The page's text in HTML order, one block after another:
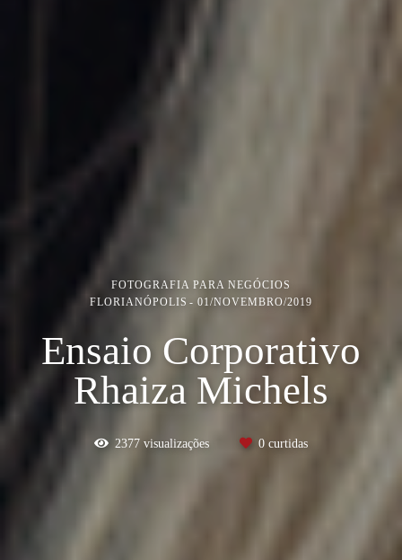
FOTOGRAFIA PARA NEGÓCIOS
FLORIANÓPOLIS
01/NOVEMBRO/2019
Ensaio Corporativo
Rhaiza Michels
2377 visualizações 0 curtidas